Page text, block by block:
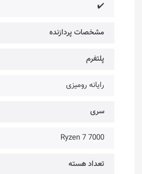
✔️
مشخصات پردازنده
پلتفرم
رایانه رومیزی
سری
Ryzen 7 7000
تعداد هسته